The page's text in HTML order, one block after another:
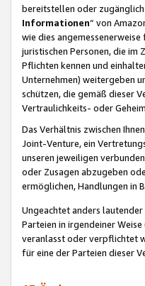
bereitstellen oder
Informationen“ von
wie dies
juristischen Personen, die
Pflichten kennen und
Unternehmen) weitergeben
schützen, die gemäß dieser
Vertraulichkeits- oder
Das Verhältnis zwischen
Joint-Venture, ein
unseren jeweiligen
oder Zusagen abzugeben
ermöglichen, Handlungen in
Ungeachtet anders
Parteien in irgendeiner
veranlasst oder verpflichtet
für eine der Parteien dieser